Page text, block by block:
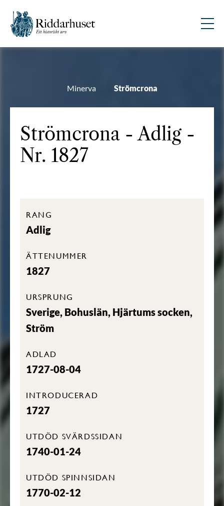
Minerva Strömcrona
Strömcrona - Adlig -
Nr. 1827
RANG
Adlig
ÄTTENUMMER
1827
URSPRUNG
Sverige, Bohuslän, Hjärtums socken,
Ström
ADLAD
1727-08-04
INTRODUCERAD
1727
UTDÖD SVÄRDSSIDAN
1740-01-24
UTDÖD SPINNSIDAN
1770-02-12